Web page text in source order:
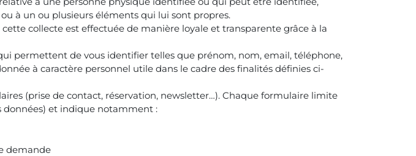
à un ou plusieurs éléments qui lui sont propres.
collecte est effectuée de manière loyale et transparente grâce à la
permettent de vous identifier telles que prénom, nom, email, téléphone,
à caractère personnel utile dans le cadre des finalités définies ci-
(prise de contact, réservation, newsletter…). Chaque formulaire limite
données) et indique notamment :
demande